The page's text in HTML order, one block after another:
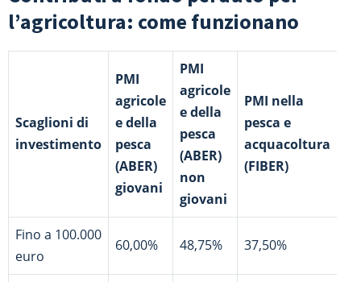
l’agricoltura: come funzionano
Scaglioni di
investimento
PMI
agricole
e della
pesca
(ABER)
giovani
PMI
agricole
e della
pesca
(ABER)
non
giovani
PMI nella
pesca e
acquacoltura
(FIBER)
Fino a 100.000
euro
60,00% 48,75% 37,50%